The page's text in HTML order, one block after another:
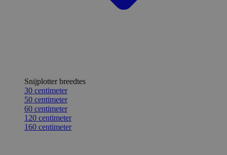
Snijplotter breedtes
30 centimeter
50 centimeter
60 centimeter
120 centimeter
160 centimeter